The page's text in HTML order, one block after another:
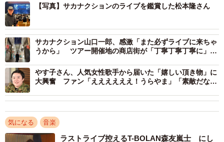
【写真】サカナクションのライブを鑑賞した松本隆さん
サカナクション山口一郎、感激「また必ずライブに来ちゃ
うから」 ツアー開催地の商店街が「丁寧丁寧丁寧に」応
やす子さん、人気女性歌手から届いた「嬉しい頂き物」に
大興奮 ファン「ええええええ！うらやま」「素敵だな
気になる 音楽
ラストライブ控えるT-BOLAN森友嵐士 にし